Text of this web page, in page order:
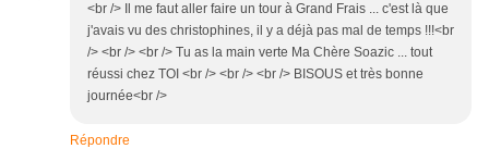
<br /> Il me faut aller faire un tour à Grand Frais ... c'est là que
j'avais vu des christophines, il y a déjà pas mal de temps !!!<br
/> <br /> <br /> Tu as la main verte Ma Chère Soazic ... tout
réussi chez TOI <br /> <br /> <br /> BISOUS et très bonne
journée<br />
Répondre